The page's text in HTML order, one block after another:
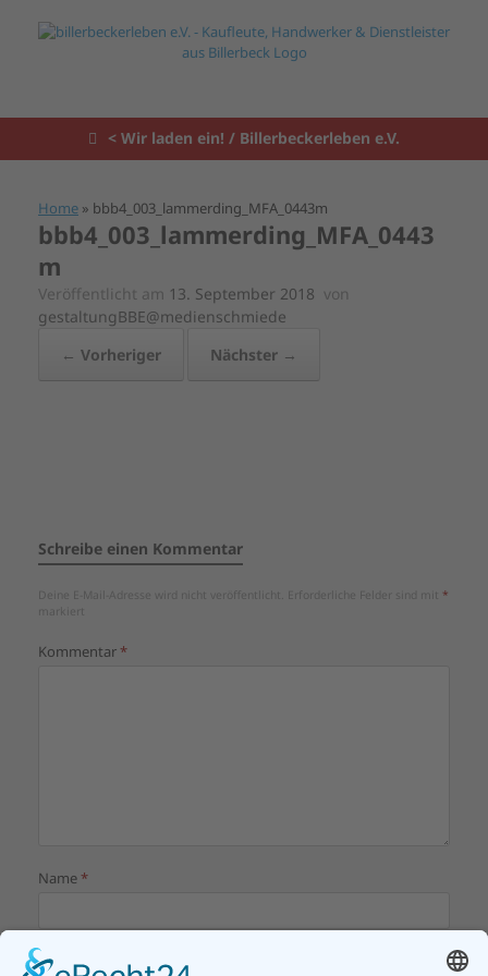
< Wir laden ein! / Billerbeckerleben e.V.
Home » bbb4_003_lammerding_MFA_0443m
bbb4_003_lammerding_MFA_0443
m
Veröffentlicht am 13. September 2018 von
gestaltungBBE@medienschmiede
← Vorheriger
Nächster →
Schreibe einen Kommentar
Deine E-Mail-Adresse wird nicht veröffentlicht. Erforderliche Felder sind mit *
markiert
Kommentar*
Name*
E-Mail-Adresse